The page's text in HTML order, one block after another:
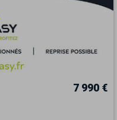
7 990 €